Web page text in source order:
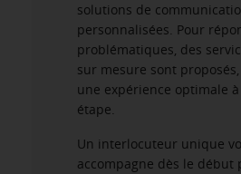
solutions de
personnalisées. Pour
problématiques, des
sur mesure sont
une expérience optimale
étape.
Un interlocuteur unique
accompagne dès le